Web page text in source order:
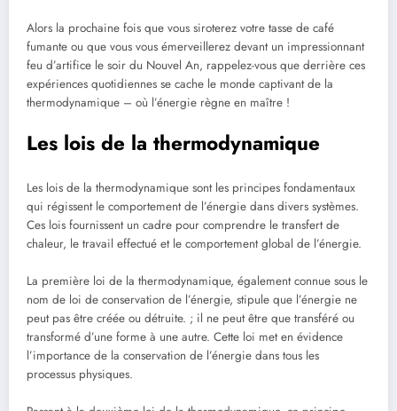
Alors la prochaine fois que vous siroterez votre tasse de café
fumante ou que vous vous émerveillerez devant un impressionnant
feu d’artifice le soir du Nouvel An, rappelez-vous que derrière ces
expériences quotidiennes se cache le monde captivant de la
thermodynamique – où l’énergie règne en maître !
Les lois de la thermodynamique
Les lois de la thermodynamique sont les principes fondamentaux
qui régissent le comportement de l’énergie dans divers systèmes.
Ces lois fournissent un cadre pour comprendre le transfert de
chaleur, le travail effectué et le comportement global de l’énergie.
La première loi de la thermodynamique, également connue sous le
nom de loi de conservation de l’énergie, stipule que l’énergie ne
peut pas être créée ou détruite. ; il ne peut être que transféré ou
transformé d’une forme à une autre. Cette loi met en évidence
l’importance de la conservation de l’énergie dans tous les
processus physiques.